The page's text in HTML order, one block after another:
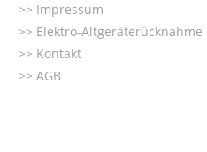
Impressum
Elektro-Altgeräterücknahme
Kontakt
AGB